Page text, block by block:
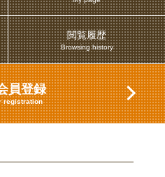
閲覧履歴
Browsing history
員登録
registration